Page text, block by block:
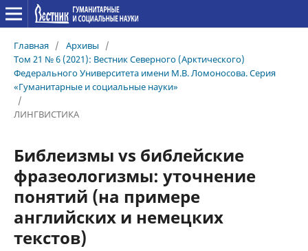
Главная / Архивы
/
Том 21 № 6 (2021): Вестник Северного (Арктического)
Федерального Университета имени М.В. Ломоносова. Серия
«Гуманитарные и социальные науки»
/
ЛИНГВИСТИКА
Библеизмы vs библейские
фразеологизмы: уточнение
понятий (на примере
английских и немецких
текстов)